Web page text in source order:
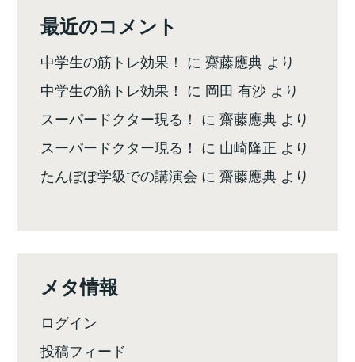
最近のコメント
中学生の筋トレ効果！ に齋藤應典 より
中学生の筋トレ効果！ に 岡田 有沙 より
スーパードクター現る！ に齋藤應典 より
スーパードクター現る！ に 山崎隆正 より
たんぽぽ学級での講演会 に齋藤應典 より
メタ情報
ログイン
投稿フィード